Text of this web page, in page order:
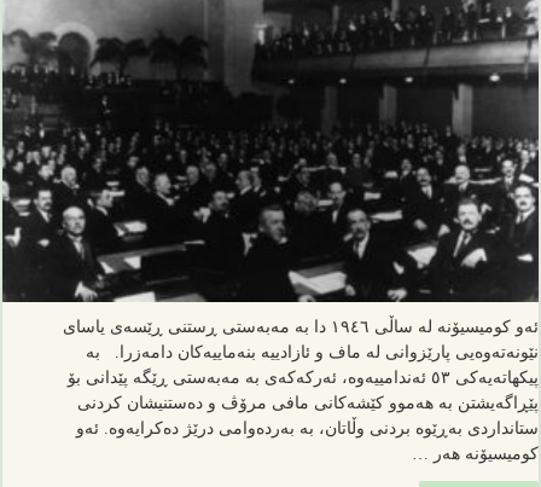
ئەو کومیسیۆنە لە ساڵی ١٩٤٦ دا بە مەبەستی ڕستنی ڕێسەی یاسای
نێونەتەوەیی پارێزوانی لە ماف و ئازادییە بنەماییەکان دامەزرا. بە
پیکهاتەیەکی ٥٣ ئەندامییەوە، ئەرکەکەی بە مەبەستی ڕێگە پێدانی بۆ
پێڕاگەیشتن بە هەموو کێشەکانی مافی مرۆڤ و دەستنیشان کردنی
ستانداردی بەڕێوە بردنی وڵاتان، بە بەردەوامی درێژ دەکرایەوە. ئەو
کومیسیۆنە هەر …